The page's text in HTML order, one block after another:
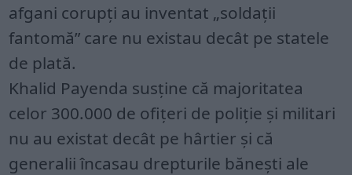
afgani corupți au inventat „soldații
fantomă” care nu existau decât pe statele
de plată.
Khalid Payenda susține că majoritatea
celor 300.000 de ofițeri de poliție și militari
nu au existat decât pe hârtier și că
generalii încasau drepturile bănești ale